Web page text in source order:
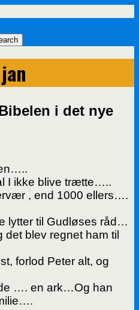
i det nye
I ikke blive trætte…..
, end 1000 ellers….
lytter til Gudløses råd…
blev regnet ham til
forlod Peter alt, og
…. en ark…Og han